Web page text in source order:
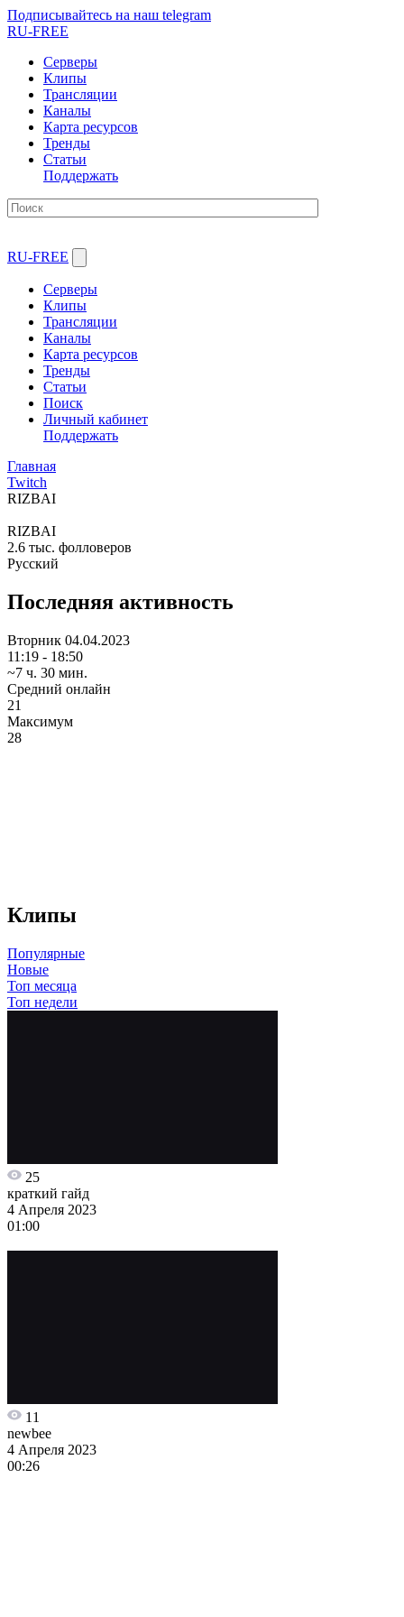
Подписывайтесь на наш telegram
RU-FREE
Серверы
Клипы
Трансляции
Каналы
Карта ресурсов
Тренды
Статьи
Поддержать
RU-FREE
Серверы
Клипы
Трансляции
Каналы
Карта ресурсов
Тренды
Статьи
Поиск
Личный кабинет
Поддержать
Главная
Twitch
RIZBAI
RIZBAI
2.6 тыс. фолловеров
Русский
Последняя активность
Вторник 04.04.2023
11:19 - 18:50
~7 ч. 30 мин.
Средний онлайн
21
Максимум
28
Клипы
Популярные
Новые
Топ месяца
Топ недели
25
краткий гайд
4 Апреля 2023
01:00
11
newbee
4 Апреля 2023
00:26